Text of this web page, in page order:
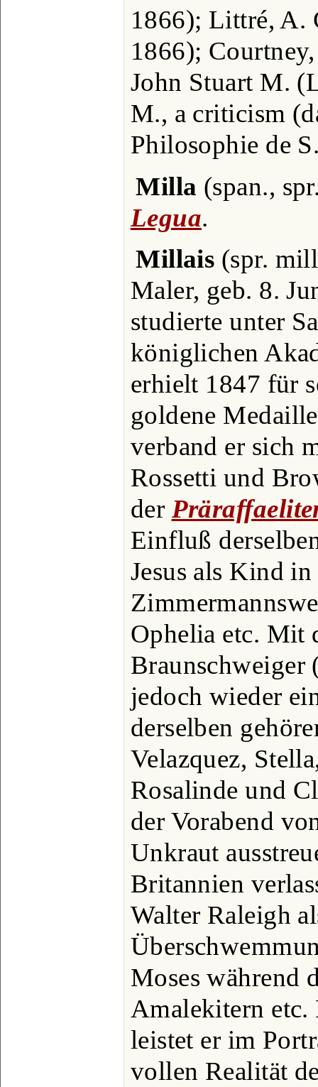
1866); Littré, A.
1866);
John Stuart M.
M., a criticism
Philosophie de
Milla (span.,
Legua.
Millais (spr.
Maler, geb. 8.
studierte unter
königlichen
erhielt 1847 für
goldene
verband er sich
Rossetti und
der
Einfluß
Jesus als Kind in
Ophelia etc. Mit
Braunschweiger
jedoch wieder
derselben
Velazquez,
Rosalinde und
der Vorabend
Unkraut
Britannien
Walter Raleigh
Moses während
Amalekitern etc.
leistet er im
vollen Realität